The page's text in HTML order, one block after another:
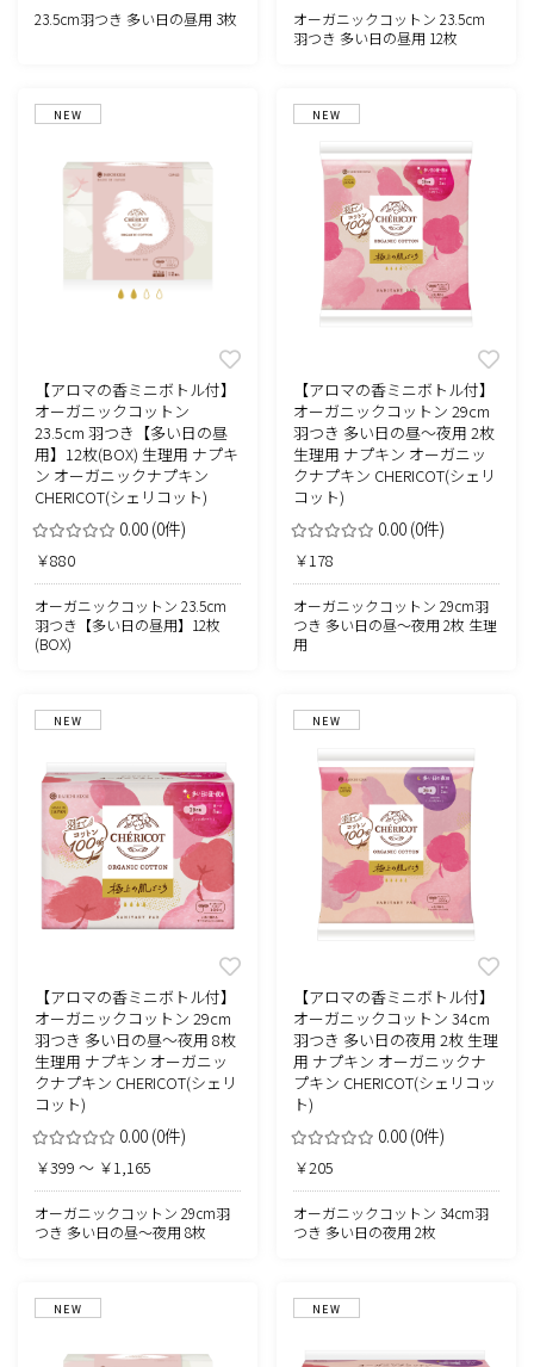
23.5cm羽つき 多い日の昼用 3枚
オーガニックコットン 23.5cm
羽つき 多い日の昼用 12枚
NEW
【アロマの香ミニボトル付】
オーガニックコットン
23.5cm 羽つき【多い日の昼
用】12枚(BOX) 生理用 ナプキ
ン オーガニックナプキン
CHERICOT(シェリコット)
0.00 (0件)
￥880
オーガニックコットン 23.5cm
羽つき【多い日の昼用】12枚
(BOX)
NEW
【アロマの香ミニボトル付】
オーガニックコットン 29cm
羽つき 多い日の昼～夜用 2枚
生理用 ナプキン オーガニッ
クナプキン CHERICOT(シェリ
コット)
0.00 (0件)
￥178
オーガニックコットン 29cm羽
つき 多い日の昼～夜用 2枚 生理
用
NEW
【アロマの香ミニボトル付】
オーガニックコットン 29cm
羽つき 多い日の昼～夜用 8枚
生理用 ナプキン オーガニッ
クナプキン CHERICOT(シェリ
コット)
0.00 (0件)
￥399 ～ ￥1,165
オーガニックコットン 29cm羽
つき 多い日の昼～夜用 8枚
NEW
【アロマの香ミニボトル付】
オーガニックコットン 34cm
羽つき 多い日の夜用 2枚 生理
用 ナプキン オーガニックナ
プキン CHERICOT(シェリコッ
ト)
0.00 (0件)
￥205
オーガニックコットン 34cm羽
つき 多い日の夜用 2枚
NEW NEW